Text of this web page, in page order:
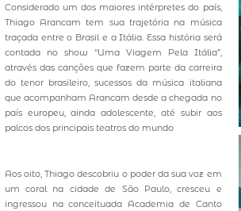
Considerado um dos maiores intérpretes do país,
Thiago Arancam tem sua trajetória na música
traçada entre o Brasil e a Itália. Essa história será
contada no show “Uma Viagem Pela Itália”,
através das canções que fazem parte da carreira
do tenor brasileiro, sucessos da música italiana
que acompanham Arancam desde a chegada no
país europeu, ainda adolescente, até subir aos
palcos dos principais teatros do mundo
Aos oito, Thiago descobriu o poder da sua voz em
um coral na cidade de São Paulo, cresceu e
ingressou na conceituada Academia de Canto